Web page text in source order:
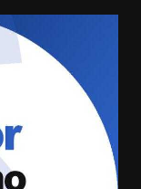
in
“Profonda
dal